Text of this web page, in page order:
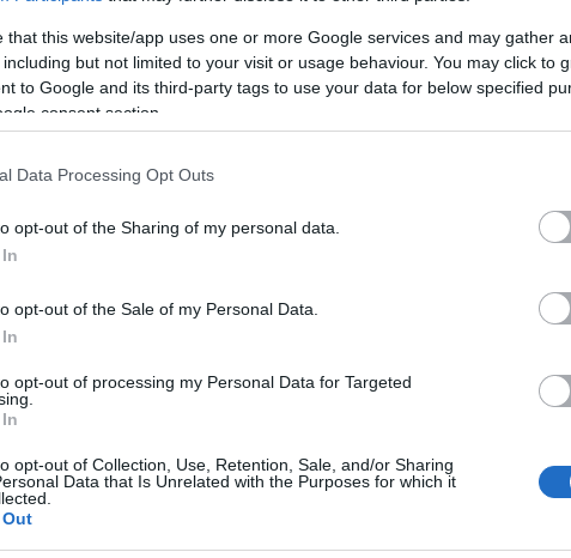
that this website/app uses one or more Google services and may gather
but not limited to your visit or usage behaviour. You may click to
to Google and its third-party tags to use your data for below specified
consent section.
Data Processing Opt Outs
opt-out of the Sharing of my personal data.
opt-out of the Sale of my Personal Data.
opt-out of processing my Personal Data for Targeted
opt-out of Collection, Use, Retention, Sale, and/or Sharing
Data that Is Unrelated with the Purposes for which it
együttesnek Magyarországon is szép számú követője
után ismét tiszteletüket teszik nálunk, és ezúttal
klasszikusokat.
valószínűséggel felcsendül majd aNo Rest, aStupid
koncerten elhangzó aranyköpését, ami a maga nemes
gitáros rockduó lesz: aKrapulax & Bellepomme
Zoltán
koncerten: